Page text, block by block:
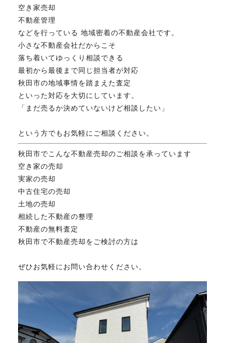
空き家売却
不動産管理
などを行っている 地域密着の不動産会社です。
小さな不動産会社だからこそ
落ち着いてゆっくり相談できる
最初から最後まで同じ担当者が対応
秋田市の地域事情を踏まえた査定
といった対応を大切にしています。
「まだ売るか決めていないけど相談したい」
という方でもお気軽にご相談ください。
秋田市でこんな不動産売却のご相談を承っています
空き家の売却
実家の売却
中古住宅の売却
土地の売却
相続した不動産の整理
不動産の無料査定
秋田市で不動産売却をご検討の方は
ぜひお気軽にお問い合わせください。